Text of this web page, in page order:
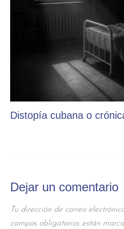
Distopía cubana o
Dejar un comentario
Tu dirección de correo
campos obligatorios están